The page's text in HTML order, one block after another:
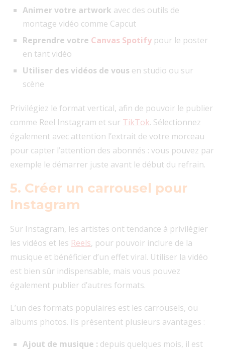
Animer votre artwork avec des outils de
montage vidéo comme Capcut
Reprendre votre Canvas Spotify pour le poster
en tant vidéo
Utiliser des vidéos de vous en studio ou sur
scène
Privilégiez le format vertical, afin de pouvoir le publier
comme Reel Instagram et sur TikTok. Sélectionnez
également avec attention l’extrait de votre morceau
pour capter l’attention des abonnés : vous pouvez par
exemple le démarrer juste avant le début du refrain.
5. Créer un carrousel pour
Instagram
Sur Instagram, les artistes ont tendance à privilégier
les vidéos et les Reels, pour pouvoir inclure de la
musique et bénéficier d’un effet viral. Utiliser la vidéo
est bien sûr indispensable, mais vous pouvez
également publier d’autres formats.
L’un des formats populaires est les carrousels, ou
albums photos. Ils présentent plusieurs avantages :
Ajout de musique : depuis quelques mois, il est